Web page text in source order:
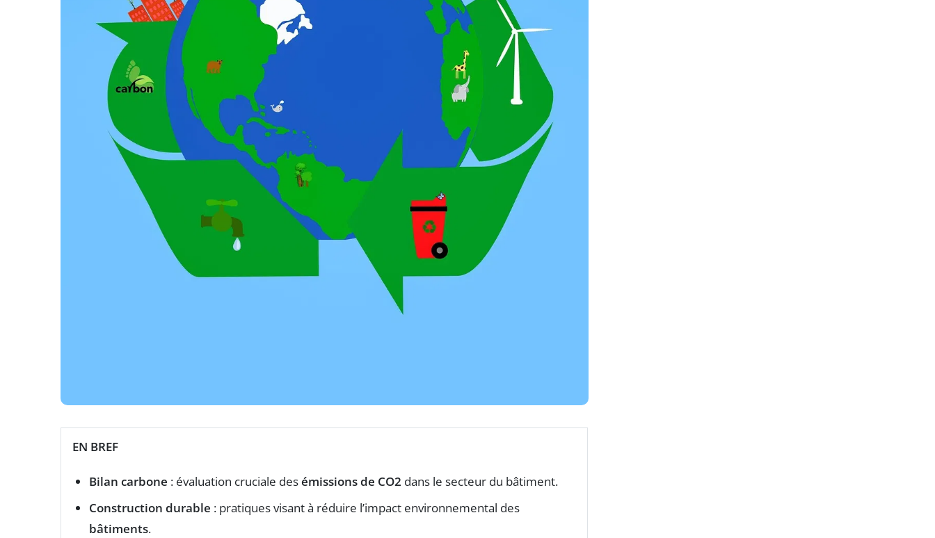
EN BREF
Bilan carbone : évaluation cruciale desémissions de CO2 dans le secteur du bâtiment.
Construction durable : pratiques visant à réduire l’impact environnemental des
bâtiments.